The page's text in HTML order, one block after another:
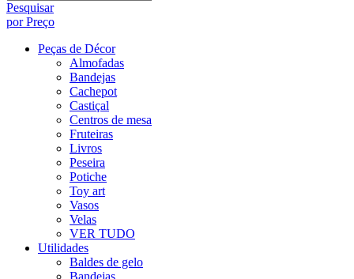
Pesquisar
por Preço
Peças de Décor
Almofadas
Bandejas
Cachepot
Castiçal
Centros de mesa
Fruteiras
Livros
Peseira
Potiche
Toy art
Vasos
Velas
VER TUDO
Utilidades
Baldes de gelo
Bandejas